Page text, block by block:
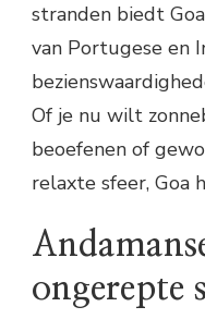
stranden biedt
van Portugese en
Of je nu wilt
beoefenen of
relaxte sfeer, Goa
ongerepte